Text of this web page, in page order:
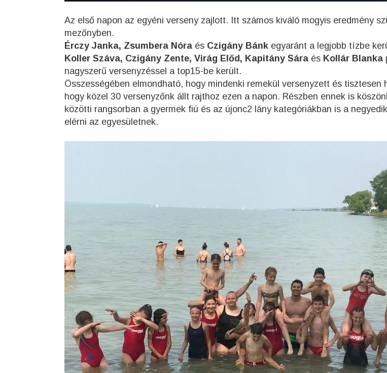
Az első napon az egyéni verseny zajlott. Itt számos kiváló mogyis eredmény
mezőnyben.
Érczy Janka, Zsumbera Nóra és Czigány Bánk egyaránt a legjobb tízbe
Koller Száva, Czigány Zente, Virág Előd, Kapitány Sára és Kollár Blanka
nagyszerű versenyzéssel a top15-be került.
Összességében elmondható, hogy mindenki remekül versenyzett és tisztesen
hogy közel 30 versenyzőnk állt rajthoz ezen a napon. Részben ennek is
közötti rangsorban a gyermek fiú és az újonc2 lány kategóriákban is a
elérni az egyesületnek.